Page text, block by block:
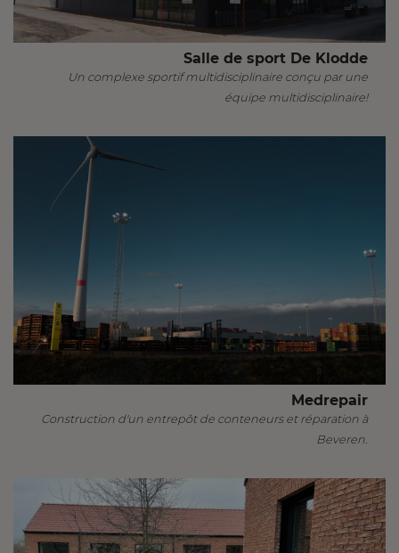
Salle de sport De Klodde
Un complexe sportif multidisciplinaire conçu par une
équipe multidisciplinaire!
Medrepair
Construction d'un entrepôt de conteneurs et réparation à
Beveren.